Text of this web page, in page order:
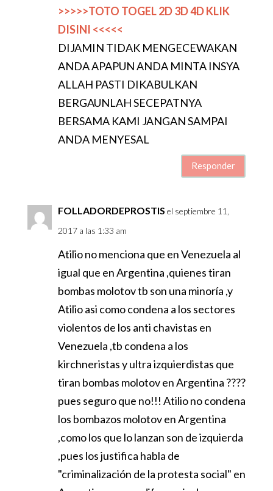
>>>>>TOTO TOGEL 2D 3D 4D KLIK
DISINI <<<<<
DIJAMIN TIDAK MENGECEWAKAN
ANDA APAPUN ANDA MINTA INSYA
ALLAH PASTI DIKABULKAN
BERGAUNLAH SECEPATNYA
BERSAMA KAMI JANGAN SAMPAI
ANDA MENYESAL
Responder
FOLLADORDEPROSTIS el septiembre 11,
2017 a las 1:33 am
Atilio no menciona que en Venezuela al
igual que en Argentina ,quienes tiran
bombas molotov tb son una minoría ,y
Atilio asi como condena a los sectores
violentos de los anti chavistas en
Venezuela ,tb condena a los
kirchneristas y ultra izquierdistas que
tiran bombas molotov en Argentina ????
pues seguro que no!!! Atilio no condena
los bombazos molotov en Argentina
,como los que lo lanzan son de izquierda
,pues los justifica habla de
"criminalización de la protesta social" en